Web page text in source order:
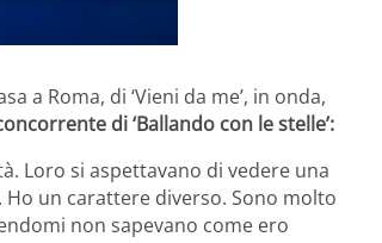
a Roma, di ‘Vieni da me’, in onda,
di ‘Ballando con le stelle’:
Loro si aspettavano di vedere una
un carattere diverso. Sono molto
non sapevano come ero